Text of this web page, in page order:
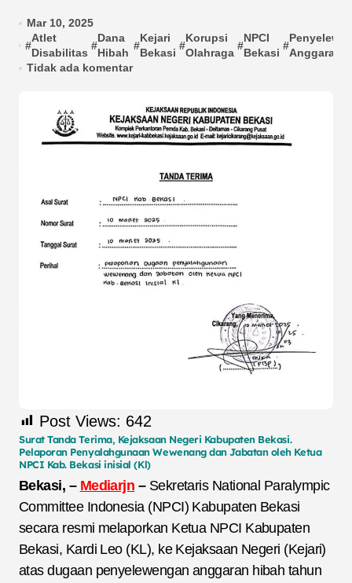
Mar 10, 2025
#
Atlet
Disabilitas
#
Dana
Hibah
#
Kejari
Bekasi
#
Korupsi
Olahraga
#
NPCI
Bekasi
#
Anggaran
Tidak ada komentar
Post Views: 642
Surat Tanda Terima, Kejaksaan Negeri Kabupaten Bekasi.
Pelaporan Penyalahgunaan Wewenang dan Jabatan oleh Ketua
NPCI Kab. Bekasi inisial (Kl)
Bekasi, – Mediarjn –Sekretaris National Paralympic
Committee Indonesia (NPCI) Kabupaten Bekasi
secara resmi melaporkan Ketua NPCI Kabupaten
Bekasi, Kardi Leo (KL), ke Kejaksaan Negeri (Kejari)
atas dugaan penyelewengan anggaran hibah tahun